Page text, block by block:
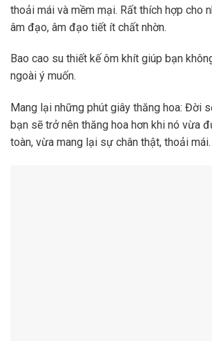
thoải mái và mềm mại. Rất thích hợp cho
âm đạo, âm đạo tiết ít chất nhờn.
Bao cao su thiết kế ôm khít giúp bạn
ngoài ý muốn.
Mang lại những phút giây thăng hoa: Đời
bạn sẽ trở nên thăng hoa hơn khi nó vừa
toàn, vừa mang lại sự chân thật, thoải mái.